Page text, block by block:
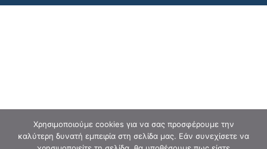
Χρησιμοποιούμε cookies για να σας προσφέρουμε την
καλύτερη δυνατή εμπειρία στη σελίδα μας. Εάν συνεχίσετε να